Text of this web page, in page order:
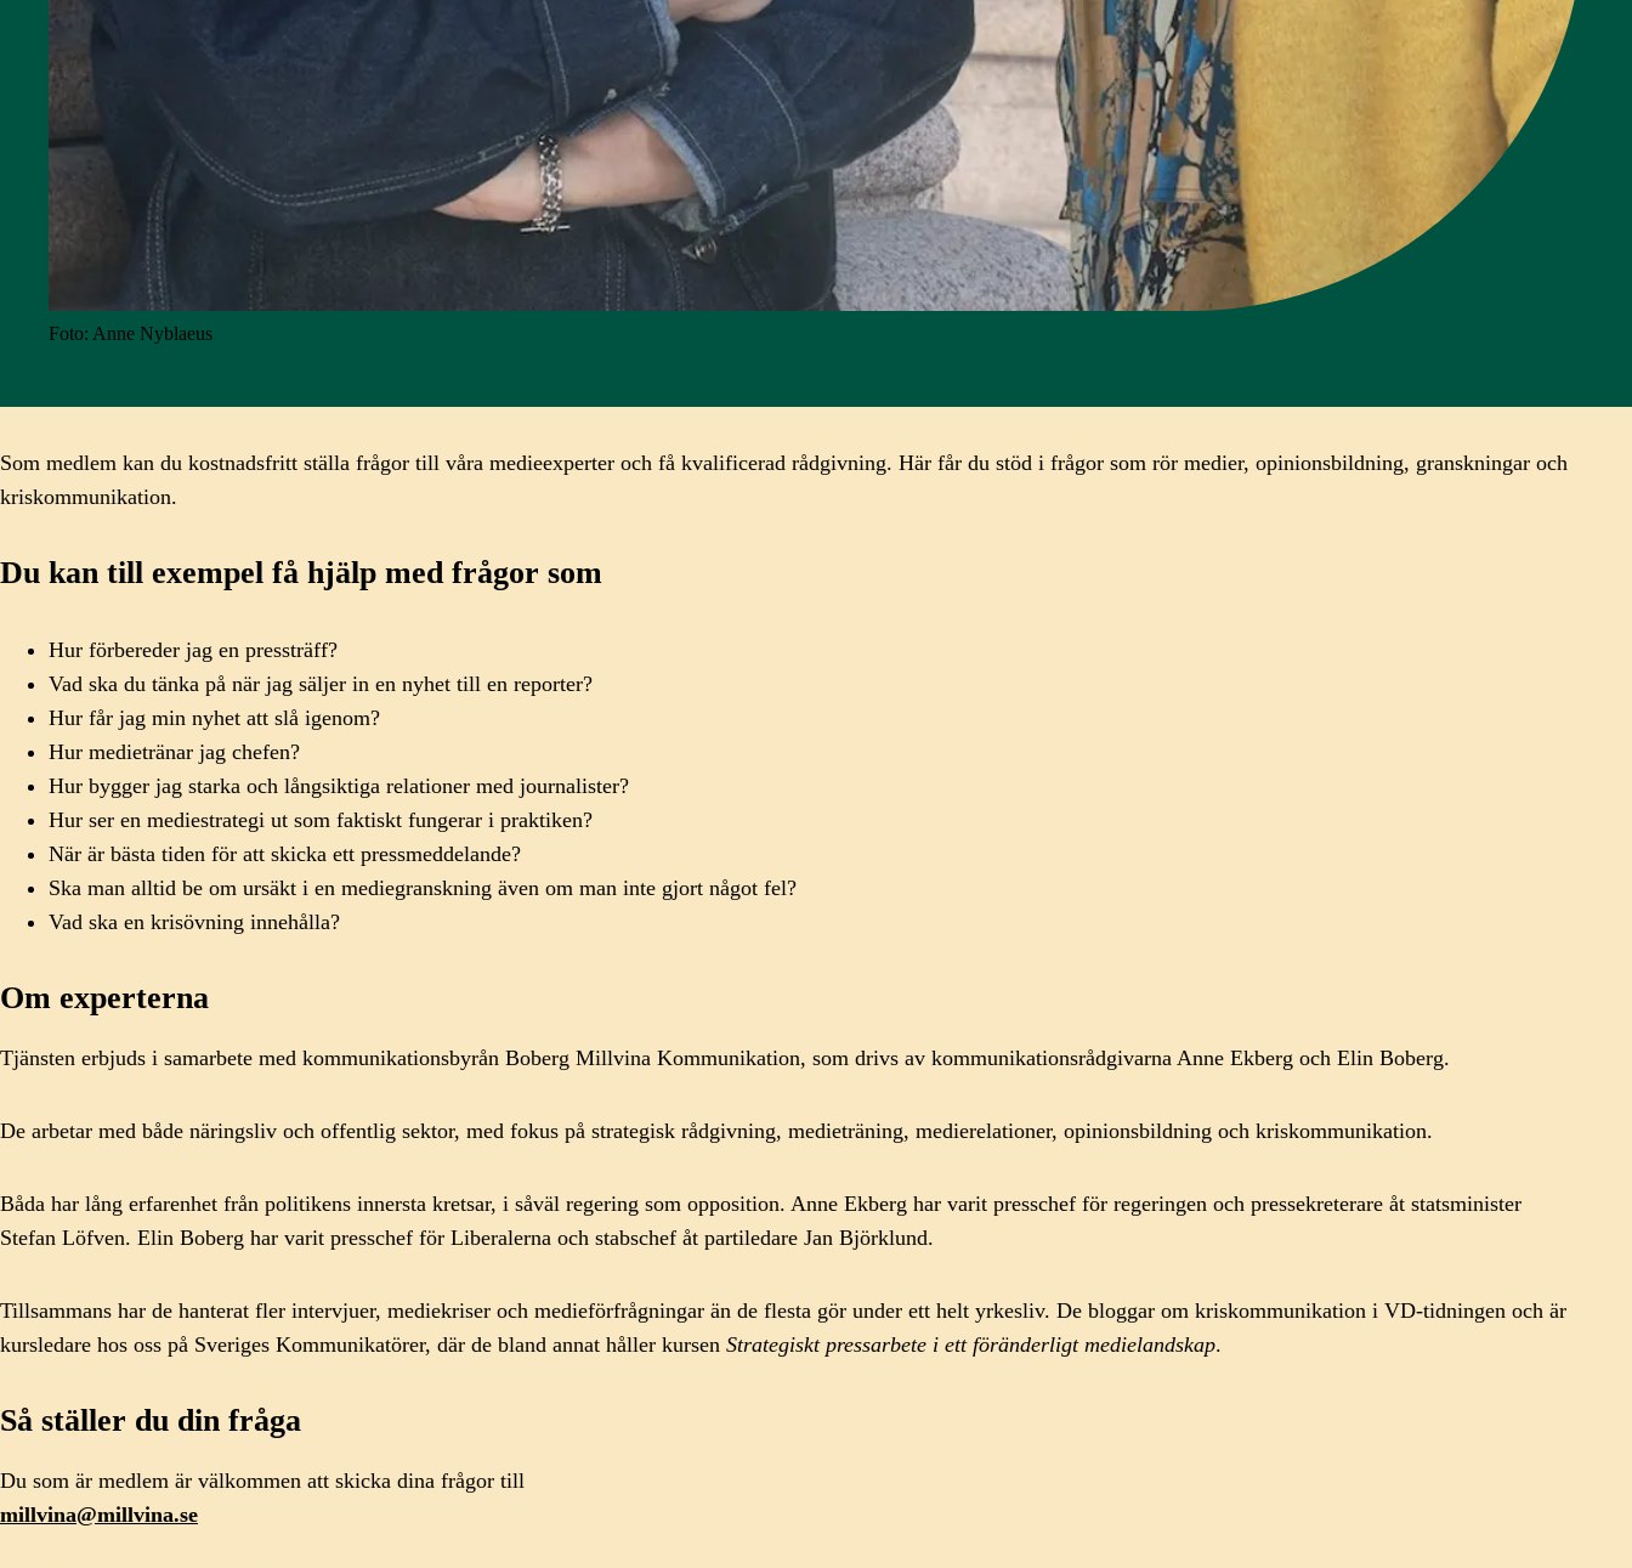
Foto: Anne Nyblaeus
Som medlem kan du kostnadsfritt ställa frågor till våra medieexperter och få kvalificerad rådgivning. Här får du stöd i frågor som rör medier, opinionsbildning, granskningar och
kriskommunikation.
Du kan till exempel få hjälp med frågor som
Hur förbereder jag en pressträff?
Vad ska du tänka på när jag säljer in en nyhet till en reporter?
Hur får jag min nyhet att slå igenom?
Hur medietränar jag chefen?
Hur bygger jag starka och långsiktiga relationer med journalister?
Hur ser en mediestrategi ut som faktiskt fungerar i praktiken?
När är bästa tiden för att skicka ett pressmeddelande?
Ska man alltid be om ursäkt i en mediegranskning även om man inte gjort något fel?
Vad ska en krisövning innehålla?
Om experterna
Tjänsten erbjuds i samarbete med kommunikationsbyrån Boberg Millvina Kommunikation, som drivs av kommunikationsrådgivarna Anne Ekberg och Elin Boberg.
De arbetar med både näringsliv och offentlig sektor, med fokus på strategisk rådgivning, medieträning, medierelationer, opinionsbildning och kriskommunikation.
Båda har lång erfarenhet från politikens innersta kretsar, i såväl regering som opposition. Anne Ekberg har varit presschef för regeringen och pressekreterare åt statsminister
Stefan Löfven. Elin Boberg har varit presschef för Liberalerna och stabschef åt partiledare Jan Björklund.
Tillsammans har de hanterat fler intervjuer, mediekriser och medieförfrågningar än de flesta gör under ett helt yrkesliv. De bloggar om kriskommunikation i VD-tidningen och är
kursledare hos oss på Sveriges Kommunikatörer, där de bland annat håller kursen Strategiskt pressarbete i ett föränderligt medielandskap.
Så ställer du din fråga
Du som är medlem är välkommen att skicka dina frågor till
millvina@millvina.se